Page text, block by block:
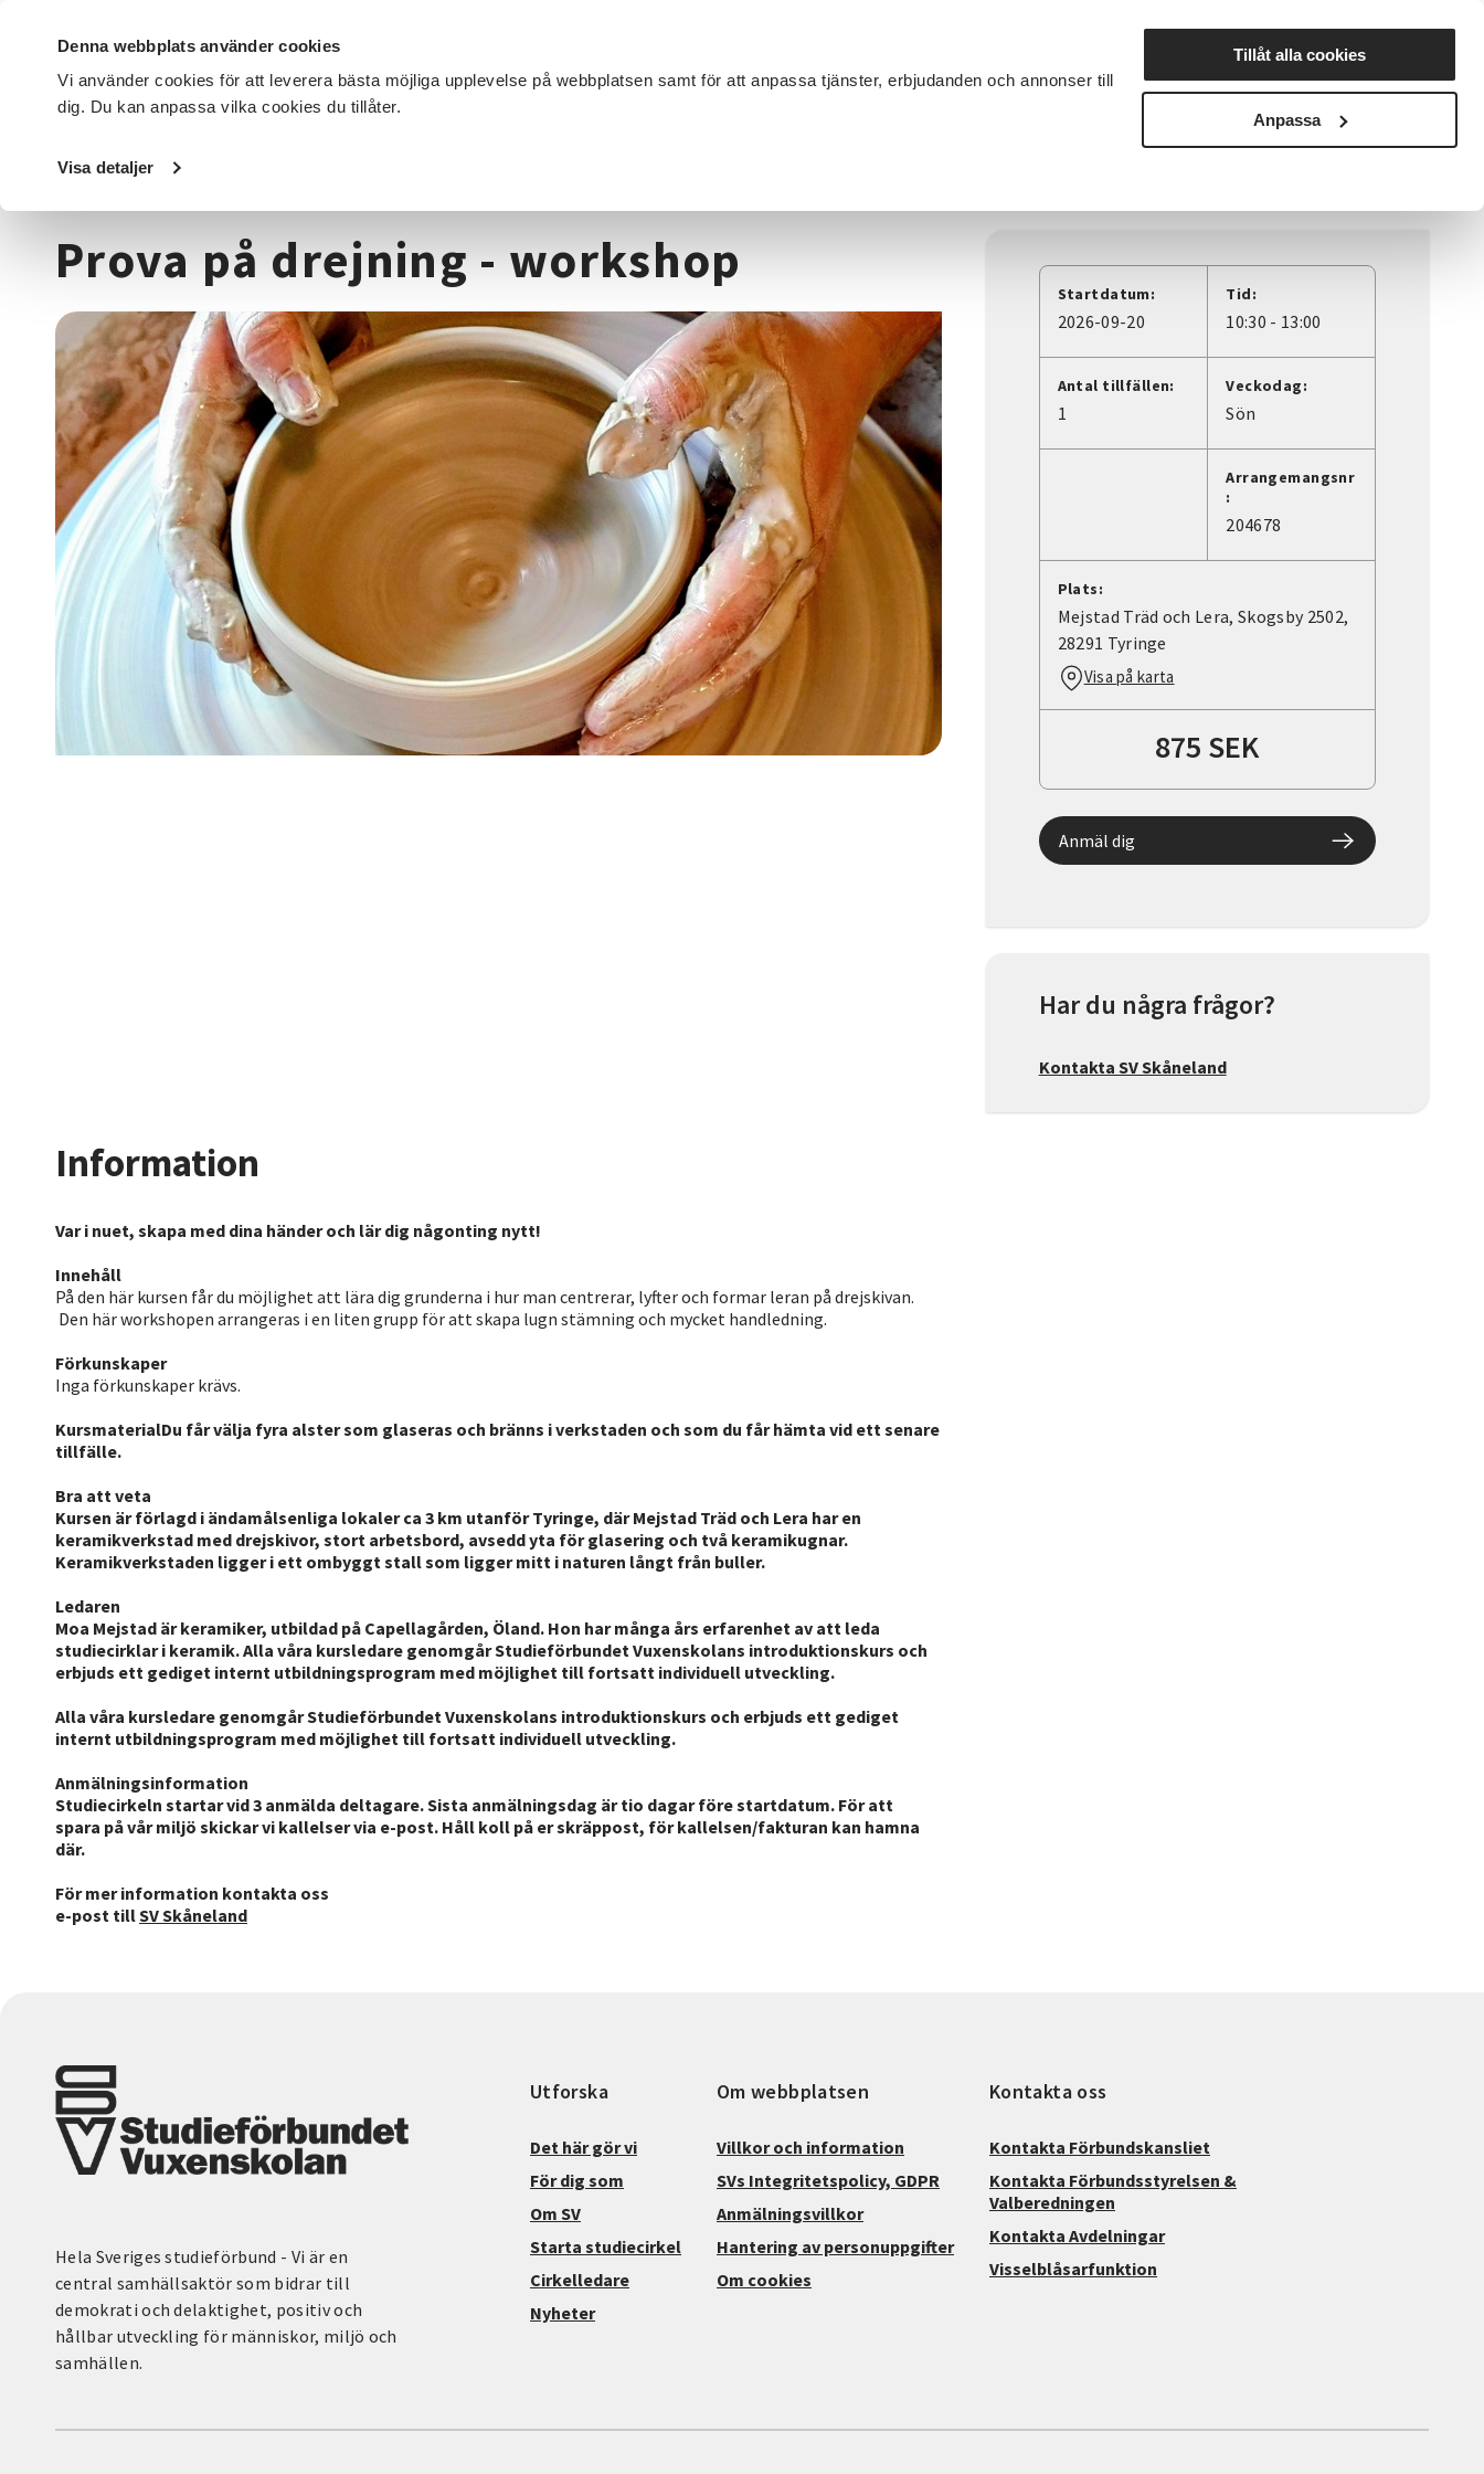
Denna webbplats använder cookies
Vi använder cookies för att leverera bästa möjliga upplevelse på webbplatsen samt för att anpassa tjänster, erbjudanden och annonser till
dig. Du kan anpassa vilka cookies du tillåter.
Visa detaljer
Tillåt alla cookies
Anpassa
DET HÄR GÖR VI FÖR DIG SOM SÖK KURSER OCH EVENEMANG Nyheter Avdelningar
Startsida / Kurser och evenemang
Prova på drejning - workshop
Information
Var i nuet, skapa med dina händer och lär dig någonting nytt!
Innehåll
På den här kursen får du möjlighet att lära dig grunderna i hur man centrerar, lyfter och formar leran på drejskivan.
Den här workshopen arrangeras i en liten grupp för att skapa lugn stämning och mycket handledning.
Förkunskaper
Inga förkunskaper krävs.
KursmaterialDu får välja fyra alster som glaseras och bränns i verkstaden och som du får hämta vid ett senare
tillfälle.
Bra att veta
Kursen är förlagd i ändamålsenliga lokaler ca 3 km utanför Tyringe, där Mejstad Träd och Lera har en
keramikverkstad med drejskivor, stort arbetsbord, avsedd yta för glasering och två keramikugnar.
Keramikverkstaden ligger i ett ombyggt stall som ligger mitt i naturen långt från buller.
Ledaren
Moa Mejstad är keramiker, utbildad på Capellagården, Öland. Hon har många års erfarenhet av att leda
studiecirklar i keramik. Alla våra kursledare genomgår Studieförbundet Vuxenskolans introduktionskurs och
erbjuds ett gediget internt utbildningsprogram med möjlighet till fortsatt individuell utveckling.
Alla våra kursledare genomgår Studieförbundet Vuxenskolans introduktionskurs och erbjuds ett gediget
internt utbildningsprogram med möjlighet till fortsatt individuell utveckling.
Anmälningsinformation
Studiecirkeln startar vid 3 anmälda deltagare. Sista anmälningsdag är tio dagar före startdatum. För att
spara på vår miljö skickar vi kallelser via e-post. Håll koll på er skräppost, för kallelsen/fakturan kan hamna
där.
För mer information kontakta oss
e-post tillSV Skåneland
Startdatum:
2026-09-20
Tid:
10:30 - 13:00
Antal tillfällen:
1
Veckodag:
Sön
Arrangemangsnr
:
204678
Plats:
Mejstad Träd och Lera, Skogsby 2502,
28291 Tyringe
Visa på karta
875 SEK
Anmäl dig
Har du några frågor?
Kontakta SV Skåneland
Hela Sveriges studieförbund - Vi är en
central samhällsaktör som bidrar till
demokrati och delaktighet, positiv och
hållbar utveckling för människor, miljö och
samhällen.
Utforska
Det här gör vi
För dig som
Om SV
Starta studiecirkel
Cirkelledare
Nyheter
Om webbplatsen
Villkor och information
SVs Integritetspolicy, GDPR
Anmälningsvillkor
Hantering av personuppgifter
Om cookies
Kontakta oss
Kontakta Förbundskansliet
Kontakta Förbundsstyrelsen &
Valberedningen
Kontakta Avdelningar
Visselblåsarfunktion